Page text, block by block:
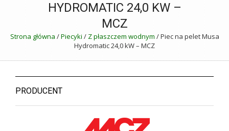
HYDROMATIC 24,0 KW –
MCZ
Strona główna /Piecyki / Z płaszczem wodnym /Piec na pelet Musa
Hydromatic 24,0 kW – MCZ
PRODUCENT